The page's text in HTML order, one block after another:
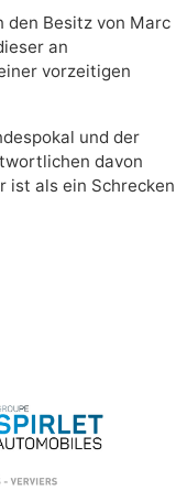
den Besitz von Marc
an
vorzeitigen
und der
davon
ist als ein Schrecken